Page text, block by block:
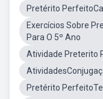
Pretérito
Exercícios Sobre
Para O 5º Ano
Atividade Preterito
Pretérito